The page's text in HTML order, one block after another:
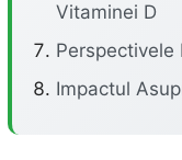
Vitaminei D
Perspectivele
Impactul